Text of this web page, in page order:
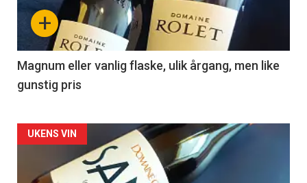
nå
3
+
Magnum eller vanlig flaske, ulik årgang, men like
gunstig pris
Forsiden
akkurat
UKENS VIN